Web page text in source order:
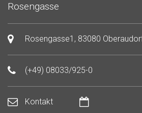
Rosengasse
Rosengasse1, 83080
(+49) 08033/925-0
Kontakt